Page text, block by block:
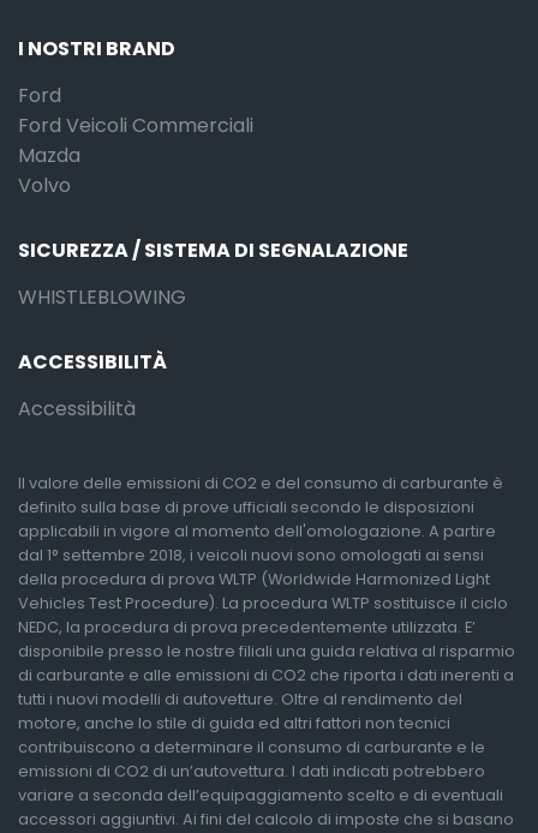
I NOSTRI BRAND
Ford
Ford Veicoli Commerciali
Mazda
Volvo
SICUREZZA / SISTEMA DI SEGNALAZIONE
WHISTLEBLOWING
ACCESSIBILITÀ
Accessibilità
Il valore delle emissioni di CO2 e del consumo di carburante è
definito sulla base di prove ufficiali secondo le disposizioni
applicabili in vigore al momento dell'omologazione. A partire
dal 1° settembre 2018, i veicoli nuovi sono omologati ai sensi
della procedura di prova WLTP (Worldwide Harmonized Light
Vehicles Test Procedure). La procedura WLTP sostituisce il ciclo
NEDC, la procedura di prova precedentemente utilizzata. E’
disponibile presso le nostre filiali una guida relativa al risparmio
di carburante e alle emissioni di CO2 che riporta i dati inerenti a
tutti i nuovi modelli di autovetture. Oltre al rendimento del
motore, anche lo stile di guida ed altri fattori non tecnici
contribuiscono a determinare il consumo di carburante e le
emissioni di CO2 di un’autovettura. I dati indicati potrebbero
variare a seconda dell’equipaggiamento scelto e di eventuali
accessori aggiuntivi. Ai fini del calcolo di imposte che si basano